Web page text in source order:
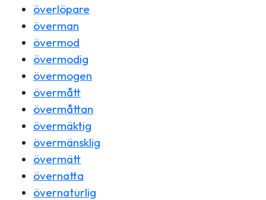
överlöpare
överman
övermod
övermodig
övermogen
övermått
övermåttan
övermäktig
övermänsklig
övermätt
övernatta
övernaturlig